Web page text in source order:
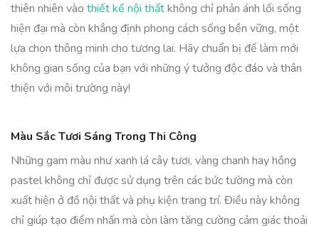
thiên nhiên vào thiết kế nội thấtkhông chỉ phản ánh lối sống
hiện đại mà còn khẳng định phong cách sống bền vững, một
lựa chọn thông minh cho tương lai. Hãy chuẩn bị để làm mới
không gian sống của bạn với những ý tưởng độc đáo và thân
thiện với môi trường này!
Màu Sắc Tươi Sáng Trong Thi Công
Những gam màu như xanh lá cây tươi, vàng chanh hay hồng
pastel không chỉ được sử dụng trên các bức tường mà còn
xuất hiện ở đồ nội thất và phụ kiện trang trí. Điều này không
chỉ giúp tạo điểm nhấn mà còn làm tăng cường cảm giác thoải